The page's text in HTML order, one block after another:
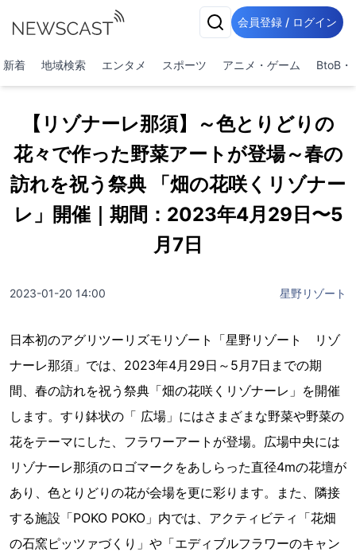
会員登録 / ログイン
新着 地域検索 エンタメ スポーツ アニメ・ゲーム BtoB・
【リゾナーレ那須】～色とりどりの
花々で作った野菜アートが登場～春の
訪れを祝う祭典 「畑の花咲くリゾナー
レ」開催｜期間：2023年4月29日〜5
月7日
2023-01-20 14:00 星野リゾート
日本初のアグリツーリズモリゾート「星野リゾート リゾ
ナーレ那須」では、2023年4月29日～5月7日までの期
間、春の訪れを祝う祭典「畑の花咲くリゾナーレ」を開催
します。すり鉢状の「 広場」にはさまざまな野菜や野菜の
花をテーマにした、フラワーアートが登場。広場中央には
リゾナーレ那須のロゴマークをあしらった直径4mの花壇が
あり、色とりどりの花が会場を更に彩ります。また、隣接
する施設「POKO POKO」内では、アクティビティ「花畑
の石窯ピッツァづくり」や「エディブルフラワーのキャン